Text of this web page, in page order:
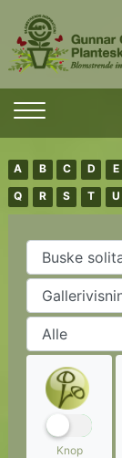
A B C D E
Q
R S T U
Knop